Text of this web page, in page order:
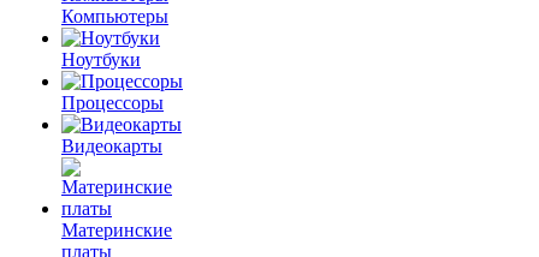
Компьютеры
Ноутбуки
Процессоры
Видеокарты
Материнские
платы